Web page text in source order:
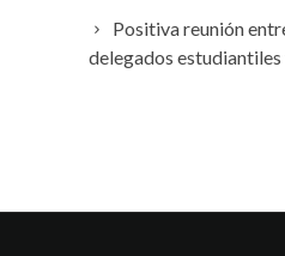
Positiva reunión
delegados